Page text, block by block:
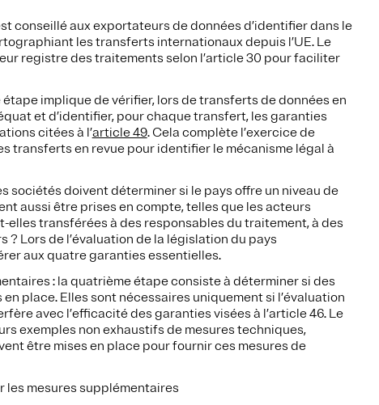
conseillé aux exportateurs de données d’identifier dans le
les transferts internationaux depuis l’UE. Le
registre des traitements selon l’article 30 pour faciliter
implique de vérifier, lors de transferts de données en
et d’identifier, pour chaque transfert, les garanties
citées à l’article 49. Cela complète l’exercice de
transferts en revue pour identifier le mécanisme légal à
sociétés doivent déterminer si le pays offre un niveau de
aussi être prises en compte, telles que les acteurs
elles transférées à des responsables du traitement, à des
Lors de l’évaluation de la législation du pays
aux quatre garanties essentielles.
: la quatrième étape consiste à déterminer si des
place. Elles sont nécessaires uniquement si l’évaluation
avec l’efficacité des garanties visées à l’article 46. Le
exemples non exhaustifs de mesures techniques,
être mises en place pour fournir ces mesures de
les mesures supplémentaires